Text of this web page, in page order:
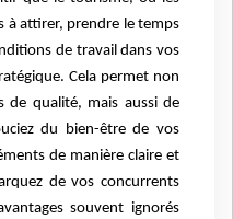
à attirer, prendre le temps
de travail dans vos
Cela permet non
de qualité, mais aussi de
du bien-être de vos
de manière claire et
de vos concurrents
souvent ignorés